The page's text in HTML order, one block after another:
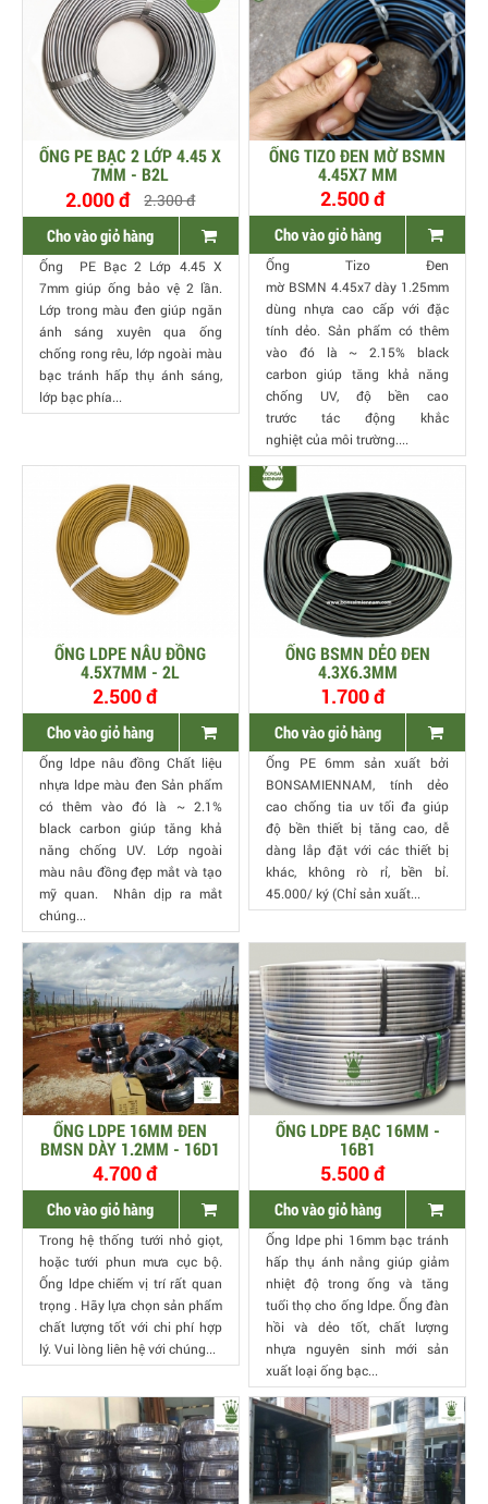
ỐNG PE BẠC 2 LỚP 4.45 X
7MM - B2L
2.000 đ
2.300 đ
Cho vào giỏ hàng
Ống PE Bạc 2 Lớp 4.45 X
7mm giúp ống bảo vệ 2 lần.
Lớp trong màu đen giúp ngăn
ánh sáng xuyên qua ống
chống rong rêu, lớp ngoài màu
bạc tránh hấp thụ ánh sáng,
lớp bạc phía...
ỐNG TIZO ĐEN MỜ BSMN
4.45X7 MM
2.500 đ
Cho vào giỏ hàng
Ống Tizo Đen
mờ BSMN 4.45x7 dày 1.25mm
dùng nhựa cao cấp với đặc
tính dẻo. Sản phẩm có thêm
vào đó là ~ 2.15% black
carbon giúp tăng khả năng
chống UV, độ bền cao
trước tác động khắc
nghiệt của môi trường....
ỐNG LDPE NÂU ĐỒNG
4.5X7MM - 2L
2.500 đ
Cho vào giỏ hàng
Ống ldpe nâu đồng Chất liệu
nhựa ldpe màu đen Sản phẩm
có thêm vào đó là ~ 2.1%
black carbon giúp tăng khả
năng chống UV. Lớp ngoài
màu nâu đồng đẹp mắt và tạo
mỹ quan. Nhân dịp ra mắt
chúng...
ỐNG BSMN DẺO ĐEN
4.3X6.3MM
1.700 đ
Cho vào giỏ hàng
Ống PE 6mm sản xuất bởi
BONSAMIENNAM, tính dẻo
cao chống tia uv tối đa giúp
độ bền thiết bị tăng cao, dễ
dàng lắp đặt với các thiết bị
khác, không rò rỉ, bền bỉ.
45.000/ ký (Chỉ sản xuất...
ỐNG LDPE 16MM ĐEN
BMSN DÀY 1.2MM - 16D1
4.700 đ
Cho vào giỏ hàng
Trong hệ thống tưới nhỏ giọt,
hoặc tưới phun mưa cục bộ.
Ống ldpe chiếm vị trí rất quan
trọng . Hãy lựa chọn sản phẩm
chất lượng tốt với chi phí hợp
lý. Vui lòng liên hệ với chúng...
ỐNG LDPE BẠC 16MM -
16B1
5.500 đ
Cho vào giỏ hàng
Ống ldpe phi 16mm bạc tránh
hấp thụ ánh nắng giúp giảm
nhiệt độ trong ống và tăng
tuổi thọ cho ống ldpe. Ống đàn
hồi và dẻo tốt, chất lượng
nhựa nguyên sinh mới sản
xuất loại ống bạc...